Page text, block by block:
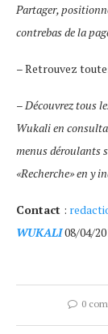
Partager,
contrebas de la
– Retrouvez
–Découvrez tous
Wukali en
menus déroulants
«Recherche» en y
Contact :
WUKALI08/04/
0